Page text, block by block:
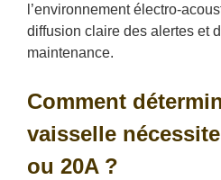
l’environnement électro-
diffusion claire des alertes et
maintenance.
Comment
vaisselle
ou 20A ?